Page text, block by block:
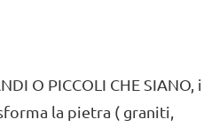
O PICCOLI CHE SIANO, i
la pietra ( graniti,